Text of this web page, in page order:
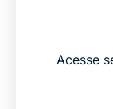
Acesse